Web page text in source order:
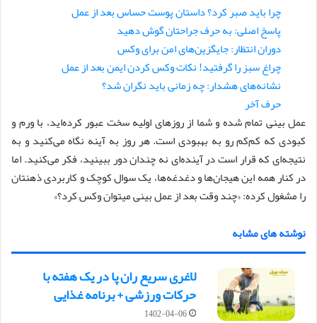
ی
م
ی
ل
چرا باید صبر کرد؟ داستان پوست حساس بعد از عمل
پاسخ اصلی: به حرف جراحتان گوش دهید
دوران انتظار: جایگزین‌های امن برای وکس
چراغ سبز را گرفتید! نکات وکس کردن ایمن بعد از عمل
نشانه‌های هشدار: چه زمانی باید نگران شد؟
حرف آخر
عمل بینی تمام شده و شما از روزهای اولیه سخت عبور کرده‌اید، با ورم و
کبودی که کم‌کم رو به بهبودی است. هر روز به آینه نگاه می‌کنید و به
نتیجه‌ای که قرار است در آینده‌ای نه چندان دور ببینید، فکر می‌کنید. اما
در کنار همه این هیجان‌ها و دغدغه‌ها، یک سوال کوچک و کاربردی ذهنتان
را مشغول کرده: «چند وقت بعد از عمل بینی میتوان وکس کرد؟»
نوشته های مشابه
لاغری سریع ران پا در یک هفته با
حرکات ورزشی + برنامه غذایی
1402-04-06